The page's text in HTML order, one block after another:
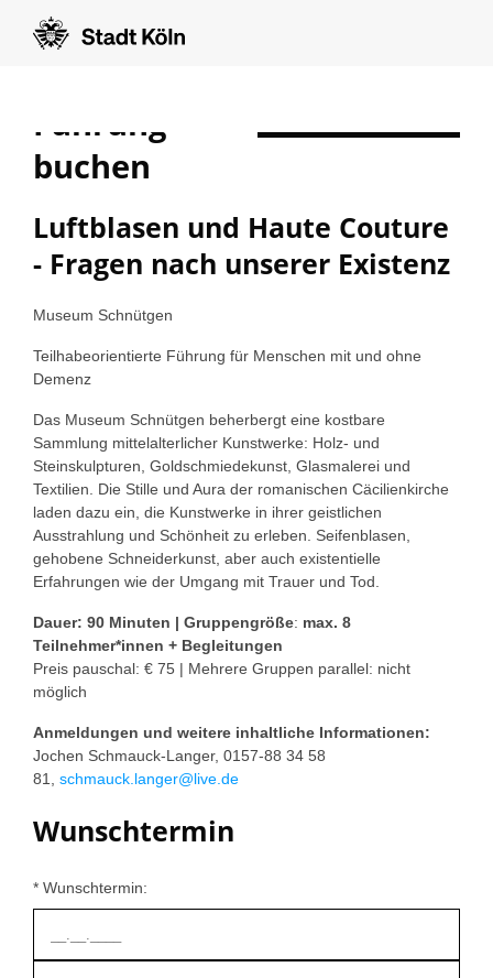
Führung
buchen
Luftblasen und Haute Couture
- Fragen nach unserer Existenz
Museum Schnütgen
Teilhabeorientierte Führung für Menschen mit und ohne
Demenz
Das Museum Schnütgen beherbergt eine kostbare
Sammlung mittelalterlicher Kunstwerke: Holz- und
Steinskulpturen, Goldschmiedekunst, Glasmalerei und
Textilien. Die Stille und Aura der romanischen Cäcilienkirche
laden dazu ein, die Kunstwerke in ihrer geistlichen
Ausstrahlung und Schönheit zu erleben. Seifenblasen,
gehobene Schneiderkunst, aber auch existentielle
Erfahrungen wie der Umgang mit Trauer und Tod.
Dauer: 90 Minuten | Gruppengröße: max. 8
Teilnehmer*innen + Begleitungen
Preis pauschal: € 75 | Mehrere Gruppen parallel: nicht
möglich
Anmeldungen und weitere inhaltliche Informationen:
Jochen Schmauck-Langer, 0157-88 34 58
81, schmauck.langer@live.de
Wunschtermin
* Wunschtermin: